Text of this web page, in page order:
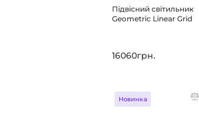
Підвісний світильник
Geometric Linear Grid
16060грн.
Новинка